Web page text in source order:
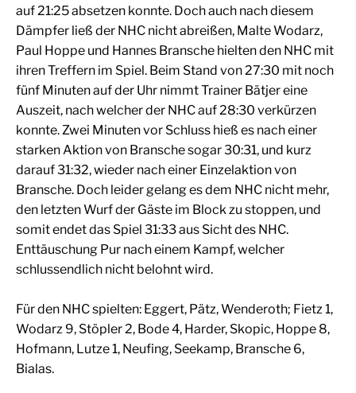
auf 21:25 absetzen konnte. Doch auch nach diesem
Dämpfer ließ der NHC nicht abreißen, Malte Wodarz,
Paul Hoppe und Hannes Bransche hielten den NHC mit
ihren Treffern im Spiel. Beim Stand von 27:30 mit noch
fünf Minuten auf der Uhr nimmt Trainer Bätjer eine
Auszeit, nach welcher der NHC auf 28:30 verkürzen
konnte. Zwei Minuten vor Schluss hieß es nach einer
starken Aktion von Bransche sogar 30:31, und kurz
darauf 31:32, wieder nach einer Einzelaktion von
Bransche. Doch leider gelang es dem NHC nicht mehr,
den letzten Wurf der Gäste im Block zu stoppen, und
somit endet das Spiel 31:33 aus Sicht des NHC.
Enttäuschung Pur nach einem Kampf, welcher
schlussendlich nicht belohnt wird.
Für den NHC spielten: Eggert, Pätz, Wenderoth; Fietz 1,
Wodarz 9, Stöpler 2, Bode 4, Harder, Skopic, Hoppe 8,
Hofmann, Lutze 1, Neufing, Seekamp, Bransche 6,
Bialas.